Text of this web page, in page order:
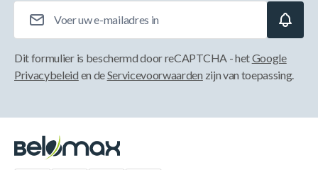
Dit formulier is beschermd door reCAPTCHA - hetGoogle
Privacybeleid en deServicevoorwaarden zijn van toepassing.